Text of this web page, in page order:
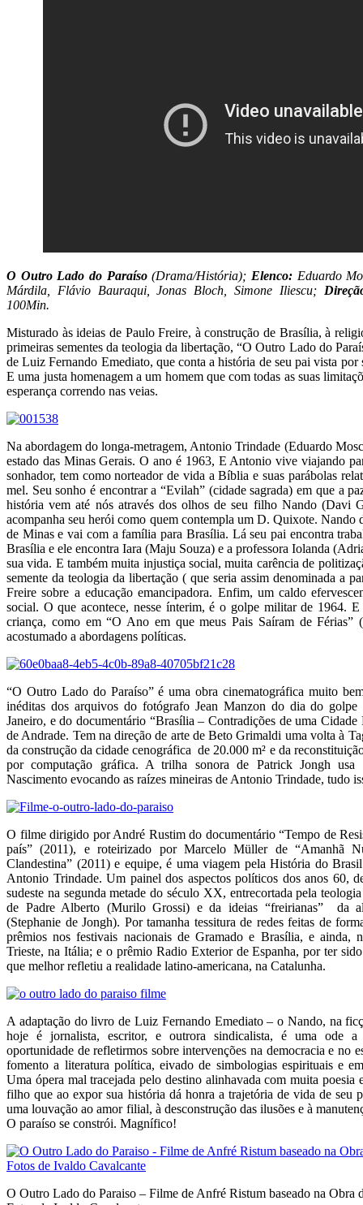
O Outro Lado do Paraíso(Drama/História); Elenco: Eduardo
Márdila, Flávio Bauraqui, Jonas Bloch, Simone Iliescu;
100Min.
Misturado às ideias de Paulo Freire, à construção de Brasília, à
primeiras sementes da teologia da libertação, “O Outro Lado do
de Luiz Fernando Emediato, que conta a história de seu pai vista por
E uma justa homenagem a um homem que com todas as suas
esperança correndo nas veias.
Na abordagem do longa-metragem, Antonio Trindade (Eduardo
estado das Minas Gerais. O ano é 1963, E Antonio vive viajando
sonhador, tem como norteador de vida a Bíblia e suas parábolas
mel. Seu sonho é encontrar a “Evilah” (cidade sagrada) em que a
história vem até nós através dos olhos de seu filho Nando (Davi
acompanha seu herói como quem contempla um D. Quixote. Nando
de Minas e vai com a família para Brasília. Lá seu pai encontra
Brasília e ele encontra Iara (Maju Souza) e a professora Iolanda
sua vida. E também muita injustiça social, muita carência de
semente da teologia da libertação ( que seria assim denominada a
Freire sobre a educação emancipadora. Enfim, um caldo
social. O que acontece, nesse ínterim, é o golpe militar de 1964.
criança, como em “O Ano em que meus Pais Saíram de
acostumado a abordagens políticas.
“O Outro Lado do Paraíso” é uma obra cinematográfica muito
inéditas dos arquivos do fotógrafo Jean Manzon do dia do
Janeiro, e do documentário “Brasília – Contradições de uma
de Andrade. Tem na direção de arte de Beto Grimaldi uma volta à
da construção da cidade cenográfica de 20.000 m² e da
por computação gráfica. A trilha sonora de Patrick Jongh
Nascimento evocando as raízes mineiras de Antonio Trindade, tudo
O filme dirigido por André Rustim do documentário “Tempo de
país” (2011), e roteirizado por Marcelo Müller de “Amanhã
Clandestina” (2011) e equipe, é uma viagem pela História do
Antonio Trindade. Um painel dos aspectos políticos dos anos 60,
sudeste na segunda metade do século XX, entrecortada pela
de Padre Alberto (Murilo Grossi) e da ideias “freirianas” da
(Stephanie de Jongh). Por tamanha tessitura de redes feitas de
prêmios nos festivais nacionais de Gramado e Brasília, e ainda,
Trieste, na Itália; e o prêmio Radio Exterior de Espanha, por ter
que melhor refletiu a realidade latino-americana, na Catalunha.
A adaptação do livro de Luiz Fernando Emediato – o Nando, na
hoje é jornalista, escritor, e outrora sindicalista, é uma ode a
oportunidade de refletirmos sobre intervenções na democracia e no
fomento a literatura política, eivado de simbologias espirituais e
Uma ópera mal tracejada pelo destino alinhavada com muita poesia
filho que ao expor sua história dá honra a trajetória de vida de seu
uma louvação ao amor filial, à desconstrução das ilusões e à
O paraíso se constrói. Magnífico!
O Outro Lado do Paraiso – Filme de Anfré Ristum baseado na Obra